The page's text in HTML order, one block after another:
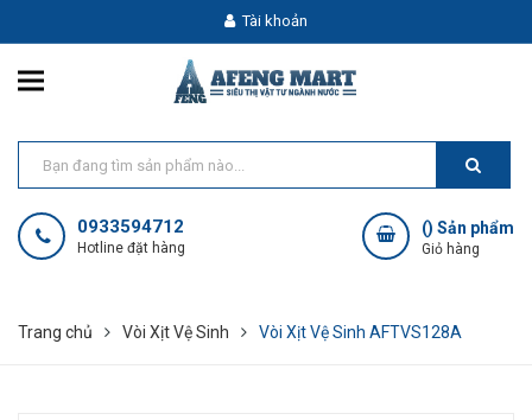
Tài khoản
0933594712
Hotline đặt hàng
() Sản phẩm
Giỏ hàng
Trang chủ Vòi Xịt Vệ Sinh Vòi Xịt Vệ Sinh AFTVS128A